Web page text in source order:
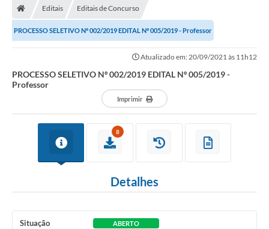
Publicações / Transparência
Ouvidoria
Expocal, Festa do Cavalo e o Relincho da Canção Nativa
Gestões Anteriores
Editais Editais de Concurso
PROCESSO SELETIVO Nº 002/2019 EDITAL Nº 005/2019 - Professor
Atualizado em: 20/09/2021 às 11h12
PROCESSO SELETIVO Nº 002/2019 EDITAL Nº 005/2019 -
Professor
Imprimir
8
Detalhes
Situação ABERTO